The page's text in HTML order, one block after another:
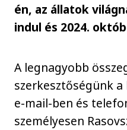
én, az állatok
indul és 2024.
A legnagyobb
szerkesztőségünk
e-mail-ben és
személyesen